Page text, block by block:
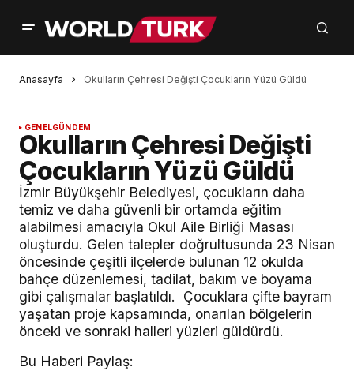
Anasayfa Okulların Çehresi Değişti Çocukların Yüzü Güldü
GENELGÜNDEM
Okulların Çehresi Değişti
Çocukların Yüzü Güldü
İzmir Büyükşehir Belediyesi, çocukların daha
temiz ve daha güvenli bir ortamda eğitim
alabilmesi amacıyla Okul Aile Birliği Masası
oluşturdu. Gelen talepler doğrultusunda 23 Nisan
öncesinde çeşitli ilçelerde bulunan 12 okulda
bahçe düzenlemesi, tadilat, bakım ve boyama
gibi çalışmalar başlatıldı. Çocuklara çifte bayram
yaşatan proje kapsamında, onarılan bölgelerin
önceki ve sonraki halleri yüzleri güldürdü.
Bu Haberi Paylaş: